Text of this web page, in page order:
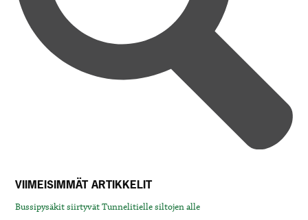
VIIMEISIMMÄT ARTIKKELIT
Bussipysäkit siirtyvät Tunnelitielle siltojen alle